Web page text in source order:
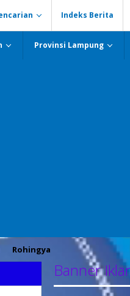
Indeks Berita
Provinsi Lampung
Rohingya
Banner